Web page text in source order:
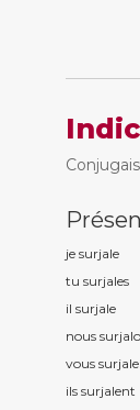
je surjale
tu surjales
il surjale
nous surjal
vous surjal
ils surjalent